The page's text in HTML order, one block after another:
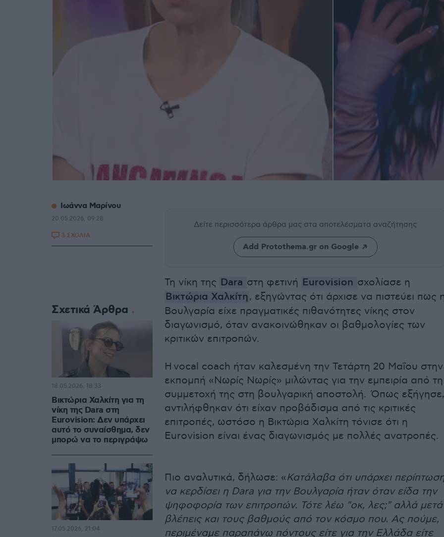
Δείτε περισσότερα άρθρα μας στα αποτελέσματα αναζήτησης
Add Protothema.gr on Google
Τη νίκη της Dara στη φετινή Eurovision σχολίασε η
Βικτώρια Χαλκίτη, εξηγώντας ότι άρχισε να πιστεύει πως
Βουλγαρία είχε πραγματικές πιθανότητες νίκης στον
διαγωνισμό, όταν ανακοινώθηκαν οι βαθμολογίες των
κριτικών επιτροπών.
Η vocal coach ήταν καλεσμένη την Τετάρτη 20 Μαΐου στην
εκπομπή «Νωρίς Νωρίς» μιλώντας για την εμπειρία από τη
συμμετοχή της στη βουλγαρική αποστολή. Όπως εξήγησε,
αντιλήφθηκαν ότι είχαν προβάδισμα από τις κριτικές
επιτροπές, ωστόσο η Βικτώρια Χαλκίτη τόνισε ότι η
Eurovision είναι ένας διαγωνισμός με πολλές ανατροπές.
Πιο αναλυτικά, δήλωσε: «Κατάλαβα ότι υπάρχει
να κερδίσει η Dara για την Βουλγαρία ήταν όταν είδα την
ψηφοφορία των επιτροπών. Τότε λέω "οκ, λες;" αλλά μετά
βλέπεις και τους βαθμούς από τον κόσμο που. Ας πούμε,
περιμέναμε παραπάνω πόντους είτε για την Ελλάδα είτε
Ιωάννα Μαρίνου
20.05.2026, 09:28
3 ΣΧΟΛΙΑ
Σχετικά Άρθρα
Βικτώρια Χαλκίτη για τη
νίκη της Dara στη
Eurovision: Δεν υπάρχει
αυτό το συναίσθημα, δεν
μπορώ να το περιγράψω
18.05.2026, 18:33
17.05.2026, 21:04